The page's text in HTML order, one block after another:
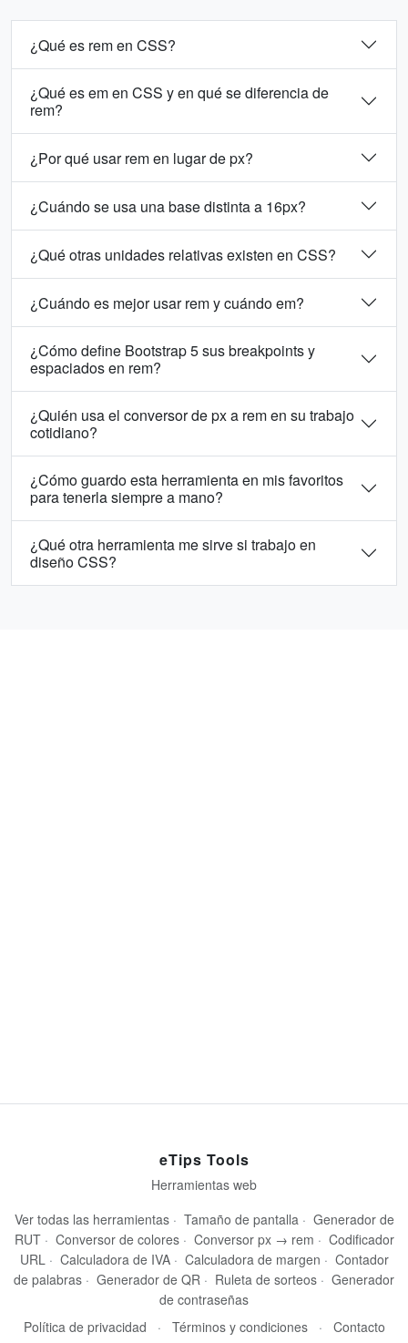
¿Qué es rem en CSS?
¿Qué es em en CSS y en qué se diferencia de
rem?
¿Por qué usar rem en lugar de px?
¿Cuándo se usa una base distinta a 16px?
¿Qué otras unidades relativas existen en CSS?
¿Cuándo es mejor usar rem y cuándo em?
¿Cómo define Bootstrap 5 sus breakpoints y
espaciados en rem?
¿Quién usa el conversor de px a rem en su trabajo
cotidiano?
¿Cómo guardo esta herramienta en mis favoritos
para tenerla siempre a mano?
¿Qué otra herramienta me sirve si trabajo en
diseño CSS?
eTips Tools
Herramientas web
Ver todas las herramientas · Tamaño de pantalla · Generador de
RUT · Conversor de colores · Conversor px → rem · Codificador
URL · Calculadora de IVA · Calculadora de margen · Contador
de palabras · Generador de QR · Ruleta de sorteos · Generador
de contraseñas
Política de privacidad
· Términos y condiciones · Contacto